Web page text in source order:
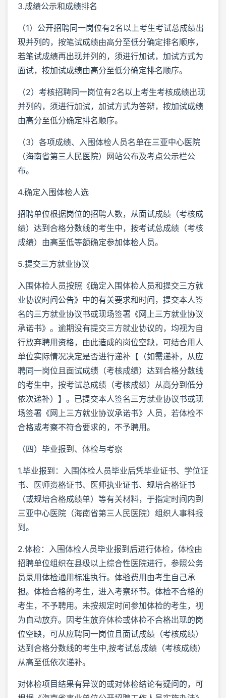
3.成绩公示和成绩排名
（1）公开招聘同一岗位有2名以上考生考试总成绩出
现并列的，按笔试成绩由高分至低分确定排名顺序，
若笔试成绩再出现并列的，须进行加试，加试方式为
面试，按加试成绩由高分至低分确定排名顺序。
（2）考核招聘同一岗位有2名以上考生考核成绩出现
并列的，须进行加试，加试方式为答辩，按加试成绩
由高分至低分确定排名顺序。
（3）各项成绩、入围体检人员名单在三亚中心医院
（海南省第三人民医院）网站公布及考点公示栏公
布。
4.确定入围体检人选
招聘单位根据岗位的招聘人数，从面试成绩（考核成
绩）达到合格分数线的考生中，按考试总成绩（考核
成绩）由高至低等额确定参加体检人员。
5.提交三方就业协议
入围体检人员按照《确定入围体检人员和提交三方就
业协议时间公告》中的有关要求和时间，提交本人签
名的三方就业协议书或现场签署《网上三方就业协议
承诺书》。逾期没有提交三方就业协议的，均视为自
行放弃聘用资格，由此造成的岗位空缺，可结合用人
单位实际情况决定是否进行递补【（如需递补，从应
聘同一岗位且面试成绩（考核成绩）达到合格分数线
的考生中，按考试总成绩（考核成绩）从高分到低分
依次递补）】。已提交本人签名三方就业协议书或现
场签署《网上三方就业协议承诺书》人员，若体检不
合格或考察不符合要求的，不予聘用。
（四）毕业报到、体检与考察
1.毕业报到：入围体检人员毕业后凭毕业证书、学位证
书、医师资格证书、医师执业证书、规培合格证书
（或规培合格成绩单）等有关材料，于指定时间内到
三亚中心医院（海南省第三人民医院）组织人事科报
到。
2.体检：入围体检人员毕业报到后进行体检，体检由
招聘单位组织在县级以上综合性医院进行，参照公务
员录用体检通用标准执行。体验费用由考生自己承
担。体检合格的考生，进入考察环节。体检不合格的
考生，不予聘用。未按规定时间参加体检的考生，视
为自动放弃。因考生放弃体检或体检不合格出现的岗
位空缺，可从应聘同一岗位且面试成绩（考核成绩）
达到合格分数线的考生中,按考试总成绩（考核成绩）
从高至低依次递补。
对体检项目结果有异议的或对体检结论有疑问的，可